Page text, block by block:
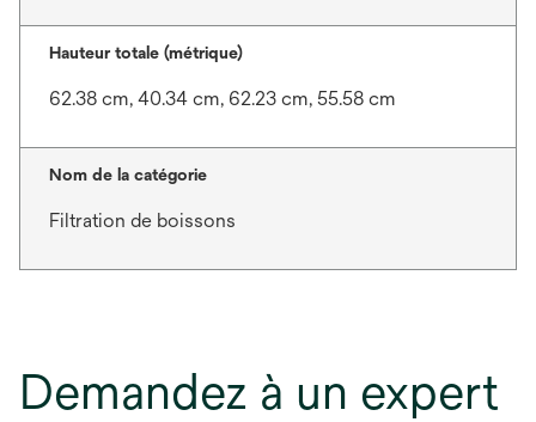
Hauteur totale (métrique)
62.38 cm, 40.34 cm, 62.23 cm, 55.58 cm
Nom de la catégorie
Filtration de boissons
Demandez à un expert